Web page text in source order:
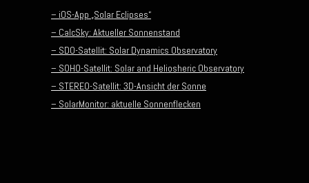
– iOS-App „Solar Eclipses“
– CalcSky: Aktueller Sonnenstand
– SDO-Satellit: Solar Dynamics Observatory
– SOHO-Satellit: Solar and Heliosheric Observatory
– STEREO-Satellit: 3D-Ansicht der Sonne
– SolarMonitor: aktuelle Sonnenflecken